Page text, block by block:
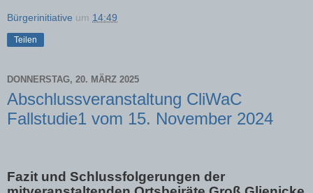
Bürgerinitiative um 14:49
Teilen
DONNERSTAG, 20. MÄRZ 2025
Abschlussveranstaltung CliWaC
Fallstudie1 vom 15. November 2024
Fazit und Schlussfolgerungen der